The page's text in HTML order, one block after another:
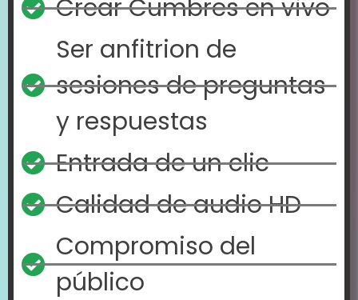
Crear Cumbres en vivo
Ser anfitrion de
sesiones de preguntas
y respuestas
Entrada de un clic
Calidad de audio HD
Compromiso del
público